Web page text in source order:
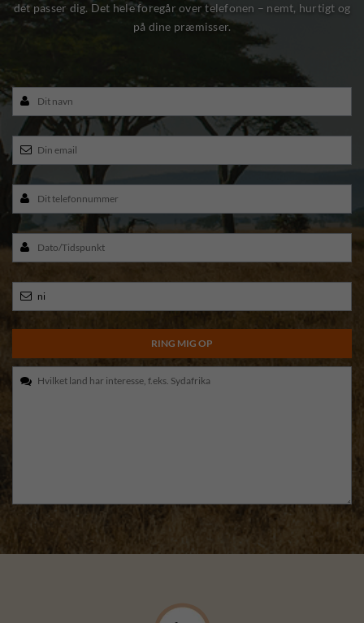
det passer dig. Det hele foregår over telefonen – nemt, hurtigt og
på dine præmisser.